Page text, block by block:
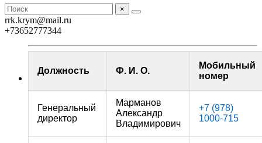
×
rrk.krym@mail.ru
+73652777344
Должность Ф. И. О.
Мобильный
номер
Генеральный
директор
Марманов
Александр
Владимирович
+7 (978)
1000-715